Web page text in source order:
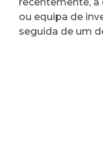
ou equipa de
seguida de um